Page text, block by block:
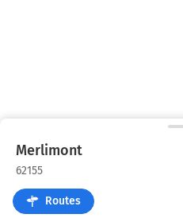
Merlimont
62155
Routes